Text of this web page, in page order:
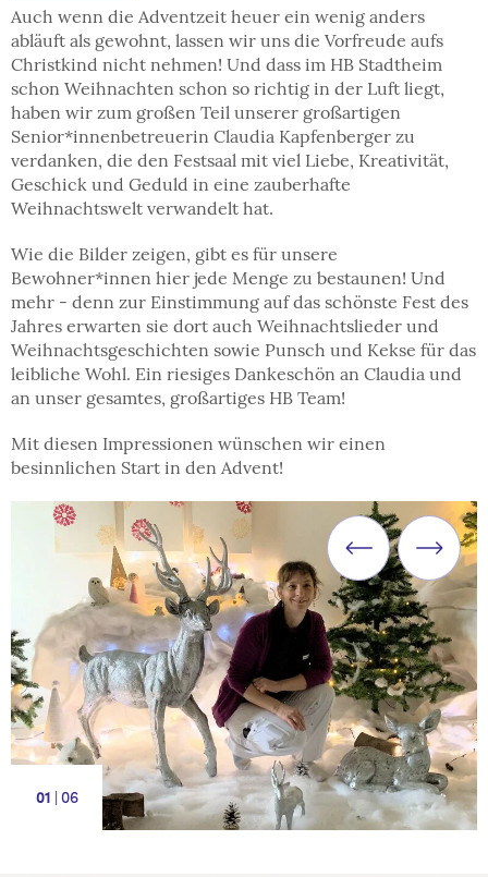
Auch wenn die Adventzeit heuer ein wenig anders
abläuft als gewohnt, lassen wir uns die Vorfreude aufs
Christkind nicht nehmen! Und dass im HB Stadtheim
schon Weihnachten schon so richtig in der Luft liegt,
haben wir zum großen Teil unserer großartigen
Senior*innenbetreuerin Claudia Kapfenberger zu
verdanken, die den Festsaal mit viel Liebe, Kreativität,
Geschick und Geduld in eine zauberhafte
Weihnachtswelt verwandelt hat.
Wie die Bilder zeigen, gibt es für unsere
Bewohner*innen hier jede Menge zu bestaunen! Und
mehr - denn zur Einstimmung auf das schönste Fest des
Jahres erwarten sie dort auch Weihnachtslieder und
Weihnachtsgeschichten sowie Punsch und Kekse für das
leibliche Wohl. Ein riesiges Dankeschön an Claudia und
an unser gesamtes, großartiges HB Team!
Mit diesen Impressionen wünschen wir einen
besinnlichen Start in den Advent!
1 | 6